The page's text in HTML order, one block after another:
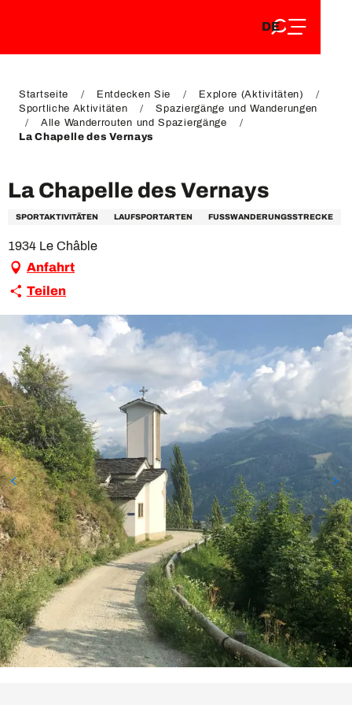
EN
DE
FR
Startseite Entdecken Sie
Explore (Aktivitäten)
Sportliche Aktivitäten
Spaziergänge und Wanderungen
Alle Wanderrouten und Spaziergänge
La Chapelle des Vernays
La Chapelle des Vernays
SPORTAKTIVITÄTEN LAUFSPORTARTEN FUSSWANDERUNGSSTRECKE
1934 Le Châble
Anfahrt
Teilen